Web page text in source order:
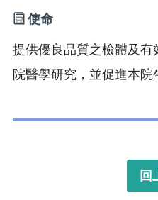
使命
提供優良品質之檢體及
院醫學研究，並促進本院
回